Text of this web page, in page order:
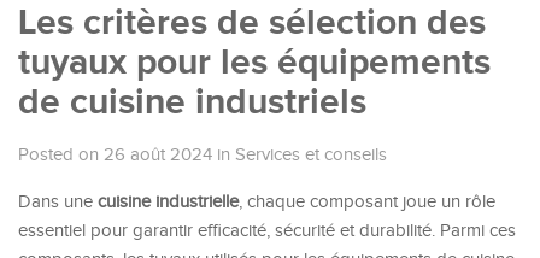
Les critères de sélection des
tuyaux pour les équipements
de cuisine industriels
Posted on 26 août 2024 in Services et conseils
Dans une cuisine industrielle, chaque composant joue un rôle
essentiel pour garantir efficacité, sécurité et durabilité. Parmi ces